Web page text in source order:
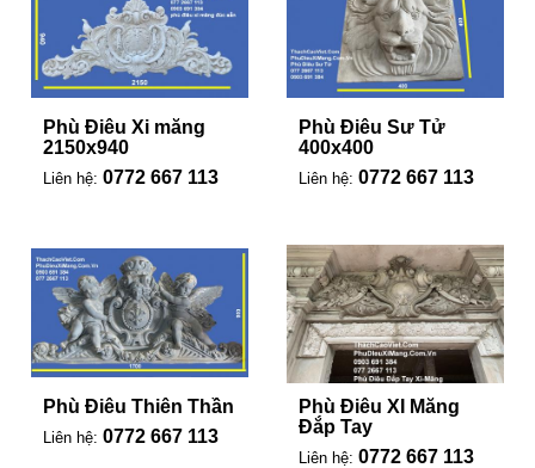
Phù Điêu Xi măng
2150x940
Liên hệ: 0772 667 113
Phù Điêu Sư Tử
400x400
Liên hệ: 0772 667 113
Phù Điêu Thiên Thần
Liên hệ: 0772 667 113
Phù Điêu XI Măng
Đắp Tay
Liên hệ: 0772 667 113